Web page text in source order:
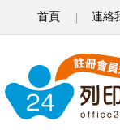
首頁 連絡
o